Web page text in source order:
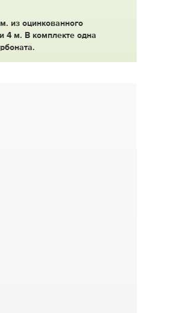
из оцинкованного
4 м. В комплекте одна